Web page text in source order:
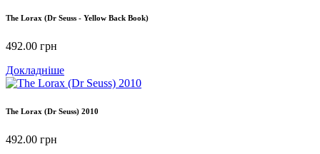
The Lorax (Dr Seuss - Yellow Back Book)
492.00 грн
Докладніше
The Lorax (Dr Seuss) 2010
492.00 грн